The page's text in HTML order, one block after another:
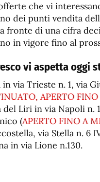
che vi
dei punti vendita
fronte di una cifra
in vigore fino al
vi aspetta oggi
in via Trieste n. 1, via
APERTO FINO
del Liri in via Napoli n.
(APERTO FINO A
via Stella n. 6
in via Lione n.130.